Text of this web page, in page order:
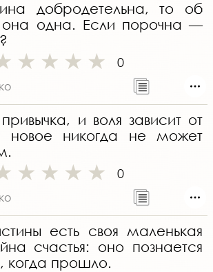
добродетельна, то об
она одна. Если порочна —
0
и воля зависит от
новое никогда не может
0
есть своя маленькая
счастья: оно познается
когда прошло.